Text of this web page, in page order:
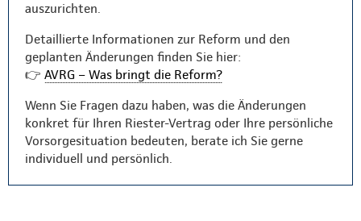
auszurichten.
Detaillierte Informationen zur Reform und den
geplanten Änderungen finden Sie hier:
👉 AVRG – Was bringt die Reform?
Wenn Sie Fragen dazu haben, was die Änderungen
konkret für Ihren Riester-Vertrag oder Ihre persönliche
Vorsorgesituation bedeuten, berate ich Sie gerne
individuell und persönlich.